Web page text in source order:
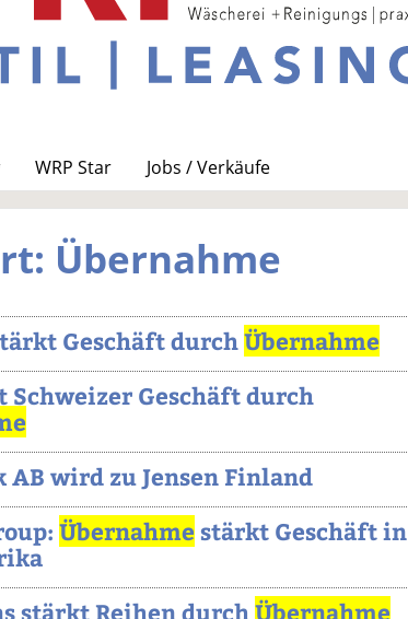
WRP Star
Jobs / Verkäufe
Übernahme
Geschäft durchÜbernahme
Schweizer Geschäft durch
AB wird zu Jensen Finland
Übernahme stärkt Geschäft in
stärkt Reihen durchÜbernahme